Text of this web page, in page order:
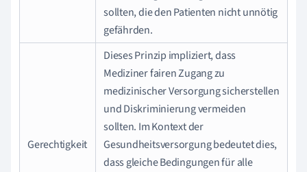
sollten, die den Patienten nicht unnötig
gefährden.
Gerechtigkeit
Dieses Prinzip impliziert, dass
Mediziner fairen Zugang zu
medizinischer Versorgung sicherstellen
und Diskriminierung vermeiden
sollten. Im Kontext der
Gesundheitsversorgung bedeutet dies,
dass gleiche Bedingungen für alle